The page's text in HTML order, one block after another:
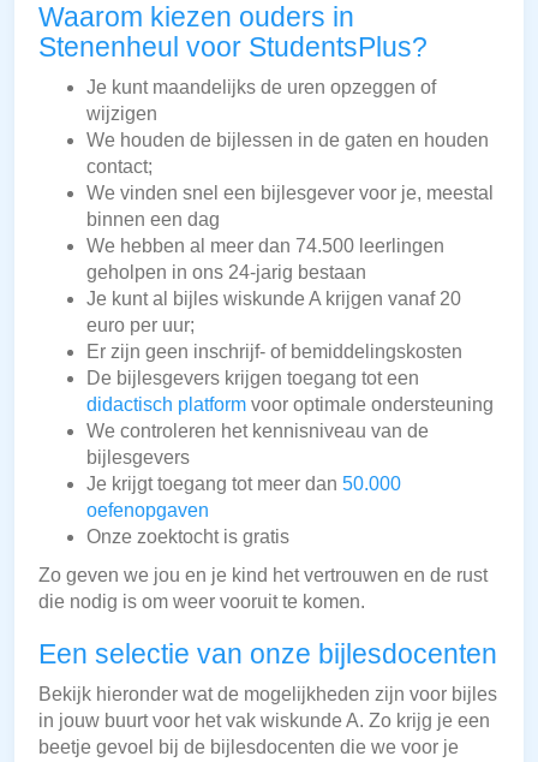
Waarom kiezen ouders in
Stenenheul voor StudentsPlus?
Je kunt maandelijks de uren opzeggen of
wijzigen
We houden de bijlessen in de gaten en houden
contact;
We vinden snel een bijlesgever voor je, meestal
binnen een dag
We hebben al meer dan 74.500 leerlingen
geholpen in ons 24-jarig bestaan
Je kunt al bijles wiskunde A krijgen vanaf 20
euro per uur;
Er zijn geen inschrijf- of bemiddelingskosten
De bijlesgevers krijgen toegang tot een
didactisch platform voor optimale ondersteuning
We controleren het kennisniveau van de
bijlesgevers
Je krijgt toegang tot meer dan 50.000
oefenopgaven
Onze zoektocht is gratis
Zo geven we jou en je kind het vertrouwen en de rust
die nodig is om weer vooruit te komen.
Een selectie van onze bijlesdocenten
Bekijk hieronder wat de mogelijkheden zijn voor bijles
in jouw buurt voor het vak wiskunde A. Zo krijg je een
beetje gevoel bij de bijlesdocenten die we voor je